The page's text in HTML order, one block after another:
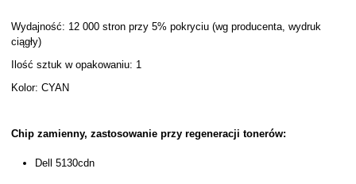
Wydajność: 12 000 stron przy 5% pokryciu (wg producenta, wydruk
ciągły)
Ilość sztuk w opakowaniu: 1
Kolor: CYAN
Chip zamienny, zastosowanie przy regeneracji tonerów:
Dell 5130cdn